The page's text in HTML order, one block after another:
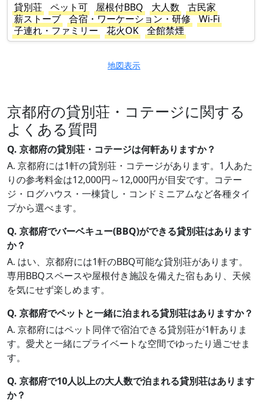
貸別荘
ペット可 屋根付BBQ 大人数
古民家
薪ストーブ
合宿・ワーケーション・研修
Wi-Fi
子連れ・ファミリー
花火OK 全館禁煙
地図表示
京都府の貸別荘・コテージに関する
よくある質問
Q. 京都府の貸別荘・コテージは何軒ありますか？
A. 京都府には1軒の貸別荘・コテージがあります。1人あた
りの参考料金は12,000円～12,000円が目安です。コテー
ジ・ログハウス・一棟貸し・コンドミニアムなど各種タイ
プから選べます。
Q. 京都府でバーベキュー(BBQ)ができる貸別荘はあります
か？
A. はい、京都府には1軒のBBQ可能な貸別荘があります。
専用BBQスペースや屋根付き施設を備えた宿もあり、天候
を気にせず楽しめます。
Q. 京都府でペットと一緒に泊まれる貸別荘はありますか？
A. 京都府にはペット同伴で宿泊できる貸別荘が1軒ありま
す。愛犬と一緒にプライベートな空間でゆったり過ごせま
す。
Q. 京都府で10人以上の大人数で泊まれる貸別荘はあります
か？